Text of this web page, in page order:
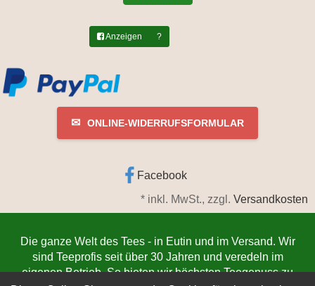
Anzeigen ?
✉ ONLINE-WIDERRUFSFORMULAR
Facebook
* inkl. MwSt., zzgl. Versandkosten
Die ganze Welt des Tees - in Eutin und im Versand. Wir
sind Teeprofis seit über 30 Jahren und veredeln im
eigenen Betrieb. So bieten wir höchsten Teegenuss zu